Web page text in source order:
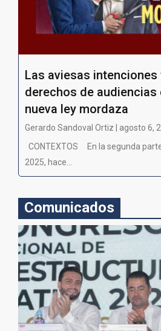
Las aviesas
derechos de audiencias
nueva ley mordaza
Gerardo Sandoval Ortiz | agosto 6,
CONTEXTOS En la segunda
2025, hace...
Comunicados